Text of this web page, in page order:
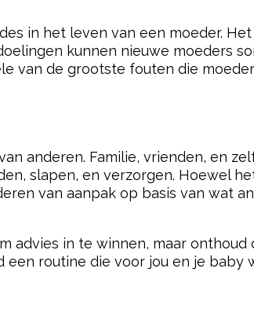
in het leven van een moeder. Het
kunnen nieuwe moeders
van de grootste fouten die
anderen. Familie, vrienden, en
slapen, en verzorgen. Hoewel
van aanpak op basis van wat
advies in te winnen, maar onthoud
een routine die voor jou en je baby